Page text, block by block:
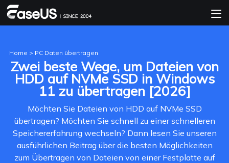
Home > PC Daten übertragen
Zwei beste Wege, um Dateien von
HDD auf NVMe SSD in Windows
11 zu übertragen [2026]
Möchten Sie Dateien von HDD auf NVMe SSD
übertragen? Möchten Sie schnell zu einer schnelleren
Speichererfahrung wechseln? Dann lesen Sie unseren
ausführlichen Beitrag über die besten Möglichkeiten
zum Übertragen von Dateien von einer Festplatte auf